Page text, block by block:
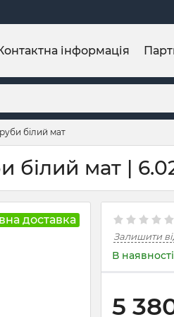
інформація
білий мат
мат |
доставка
Залишити
В наявності
5